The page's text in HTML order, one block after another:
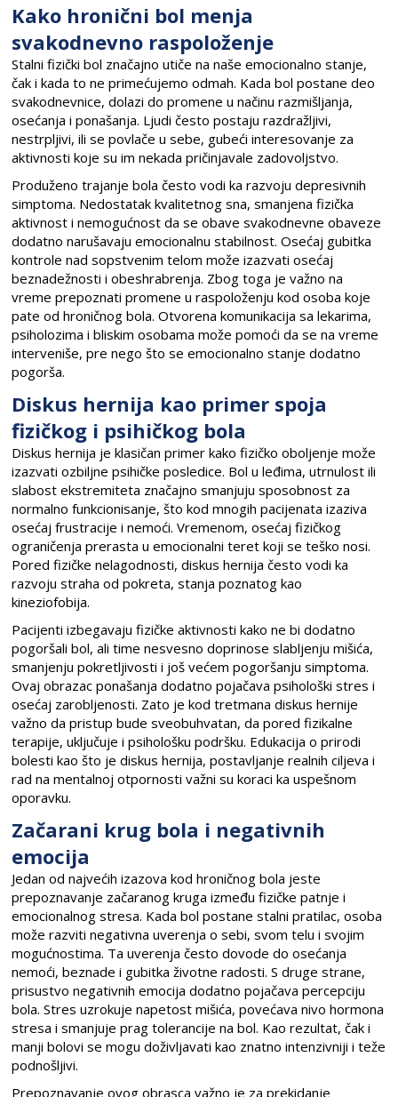
Kako hronični bol menja
svakodnevno raspoloženje
Stalni fizički bol značajno utiče na naše emocionalno stanje,
čak i kada to ne primećujemo odmah. Kada bol postane deo
svakodnevnice, dolazi do promene u načinu razmišljanja,
osećanja i ponašanja. Ljudi često postaju razdražljivi,
nestrpljivi, ili se povlače u sebe, gubeći interesovanje za
aktivnosti koje su im nekada pričinjavale zadovoljstvo.
Produženo trajanje bola često vodi ka razvoju depresivnih
simptoma. Nedostatak kvalitetnog sna, smanjena fizička
aktivnost i nemogućnost da se obave svakodnevne obaveze
dodatno narušavaju emocionalnu stabilnost. Osećaj gubitka
kontrole nad sopstvenim telom može izazvati osećaj
beznadežnosti i obeshrabrenja. Zbog toga je važno na
vreme prepoznati promene u raspoloženju kod osoba koje
pate od hroničnog bola. Otvorena komunikacija sa lekarima,
psiholozima i bliskim osobama može pomoći da se na vreme
interveniše, pre nego što se emocionalno stanje dodatno
pogorša.
Diskus hernija kao primer spoja
fizičkog i psihičkog bola
Diskus hernija je klasičan primer kako fizičko oboljenje može
izazvati ozbiljne psihičke posledice. Bol u leđima, utrnulost ili
slabost ekstremiteta značajno smanjuju sposobnost za
normalno funkcionisanje, što kod mnogih pacijenata izaziva
osećaj frustracije i nemoći. Vremenom, osećaj fizičkog
ograničenja prerasta u emocionalni teret koji se teško nosi.
Pored fizičke nelagodnosti, diskus hernija često vodi ka
razvoju straha od pokreta, stanja poznatog kao
kineziofobija.
Pacijenti izbegavaju fizičke aktivnosti kako ne bi dodatno
pogoršali bol, ali time nesvesno doprinose slabljenju mišića,
smanjenju pokretljivosti i još većem pogoršanju simptoma.
Ovaj obrazac ponašanja dodatno pojačava psihološki stres i
osećaj zarobljenosti. Zato je kod tretmana diskus hernije
važno da pristup bude sveobuhvatan, da pored fizikalne
terapije, uključuje i psihološku podršku. Edukacija o prirodi
bolesti kao što je diskus hernija, postavljanje realnih ciljeva i
rad na mentalnoj otpornosti važni su koraci ka uspešnom
oporavku.
Začarani krug bola i negativnih
emocija
Jedan od najvećih izazova kod hroničnog bola jeste
prepoznavanje začaranog kruga između fizičke patnje i
emocionalnog stresa. Kada bol postane stalni pratilac, osoba
može razviti negativna uverenja o sebi, svom telu i svojim
mogućnostima. Ta uverenja često dovode do osećanja
nemoći, beznade i gubitka životne radosti. S druge strane,
prisustvo negativnih emocija dodatno pojačava percepciju
bola. Stres uzrokuje napetost mišića, povećava nivo hormona
stresa i smanjuje prag tolerancije na bol. Kao rezultat, čak i
manji bolovi se mogu doživljavati kao znatno intenzivniji i teže
podnošljivi.
Prepoznavanje ovog obrasca važno je za prekidanje